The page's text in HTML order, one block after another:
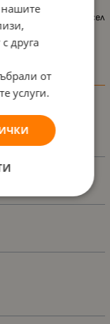
съчетани с весел
нашите
друга
от
услуги.